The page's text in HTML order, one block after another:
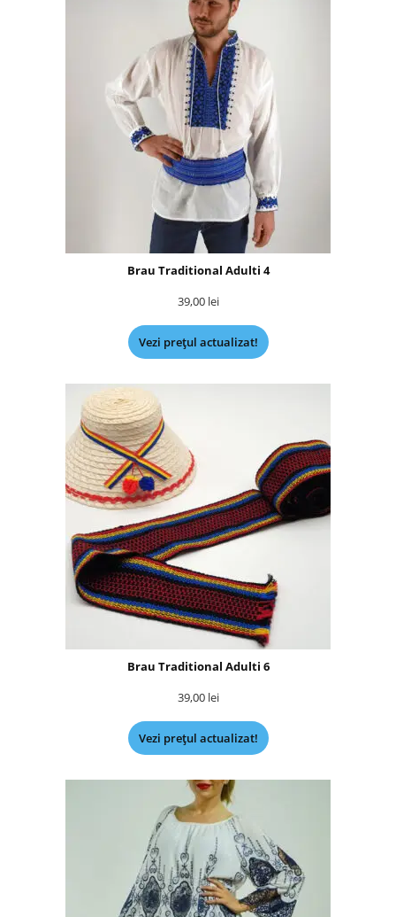
Brau Traditional Adulti 4
39,00 lei
Vezi prețul actualizat!
Brau Traditional Adulti 6
39,00 lei
Vezi prețul actualizat!